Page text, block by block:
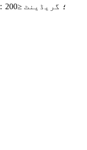
15MPa؛ گریڈینٹ ≤ ： 200